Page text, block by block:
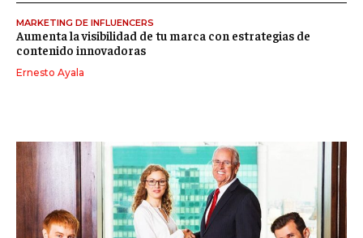
MARKETING DE INFLUENCERS
Aumenta la visibilidad de tu marca con estrategias de
contenido innovadoras
Ernesto Ayala